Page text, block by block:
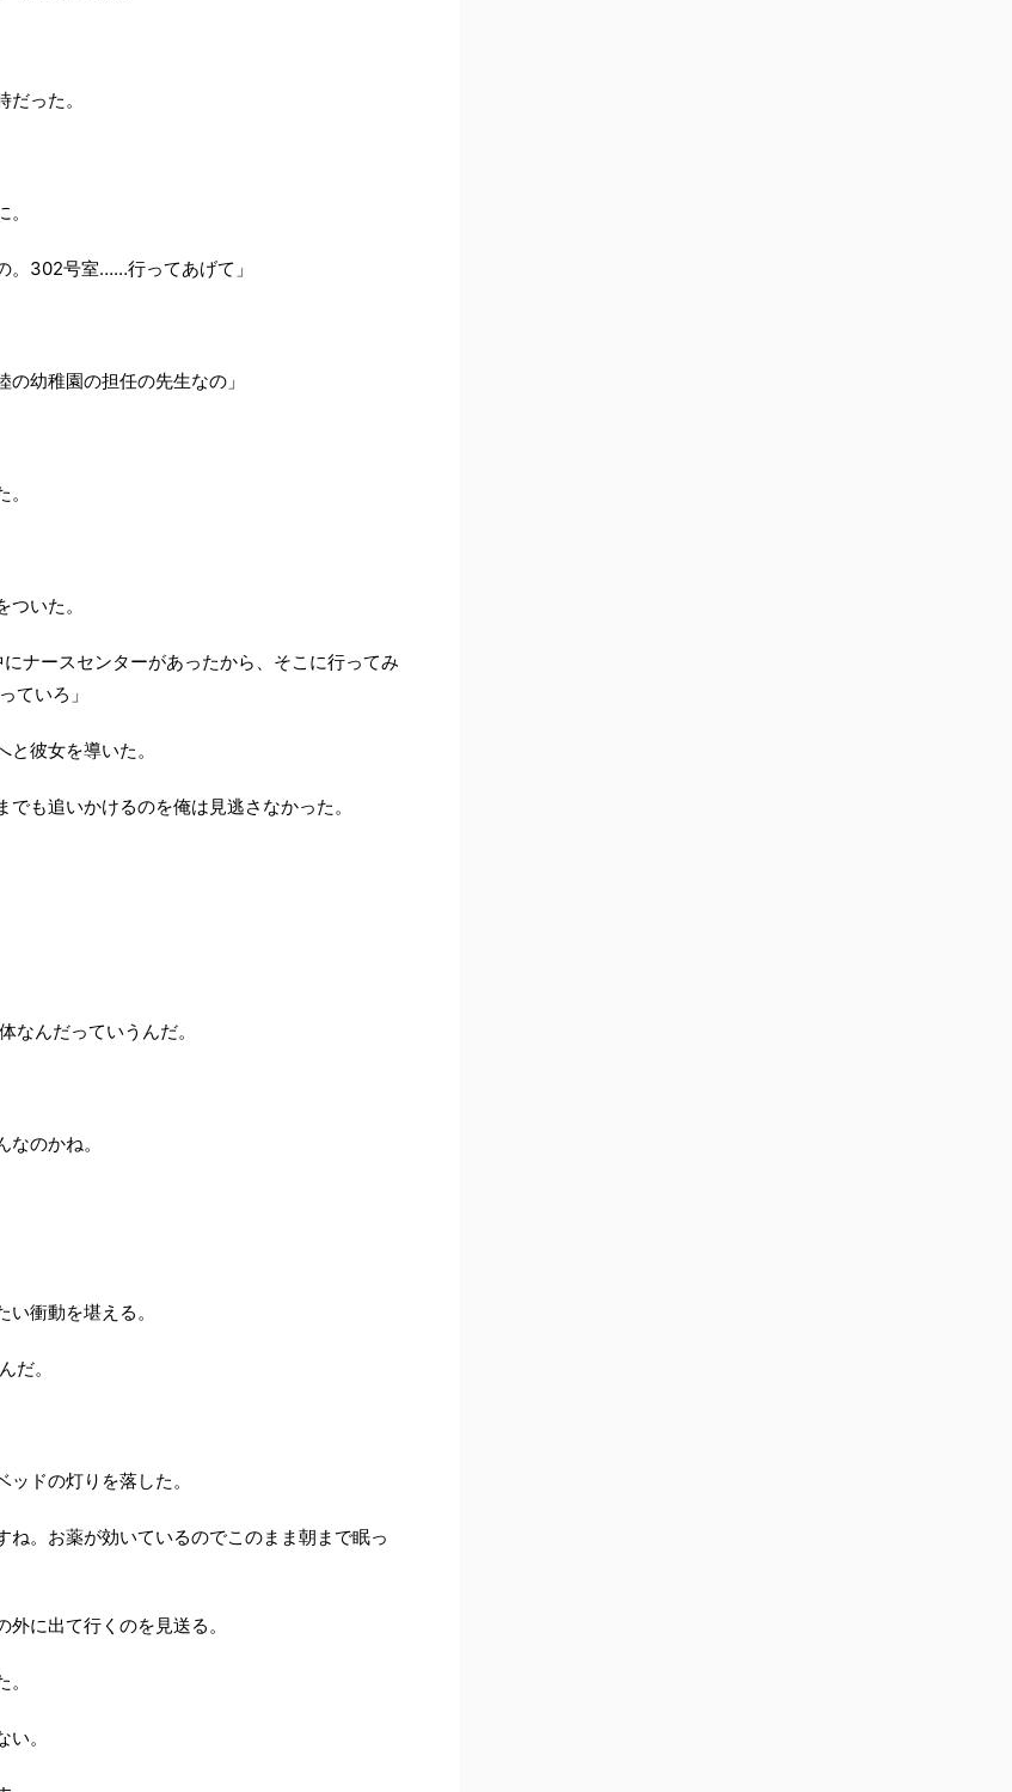
った。
。302号室……行ってあげて」
の幼稚園の担任の先生なの」
いた。
ナースセンターがあったから、そこに行ってみ
ていろ」
彼女を導いた。
も追いかけるのを俺は見逃さなかった。
なんだっていうんだ。
のかね。
衝動を堪える。
だ。
ドの灯りを落した。
ね。お薬が効いているのでこのまま朝まで眠っ
に出て行くのを見送る。
。